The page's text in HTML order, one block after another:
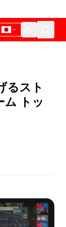
るスト
ム トッ